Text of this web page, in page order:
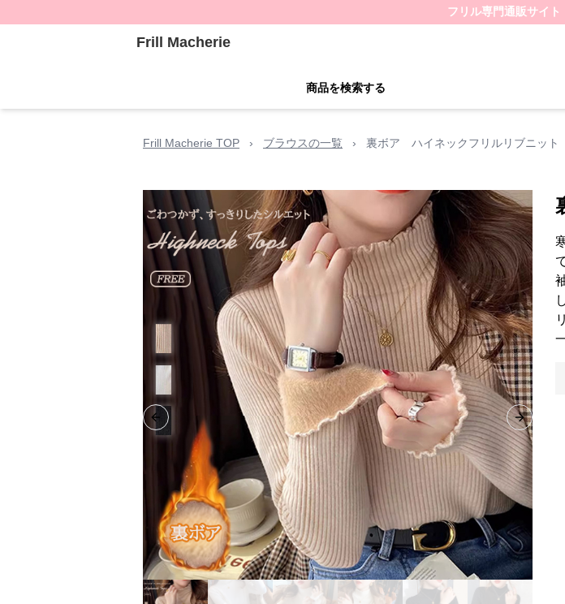
フリル専門通販サイト
Frill Macherie
商品を検索する
Frill Macherie TOP › ブラウスの一覧 › 裏ボア ハイネックフリルリブニット
Previous slide Next